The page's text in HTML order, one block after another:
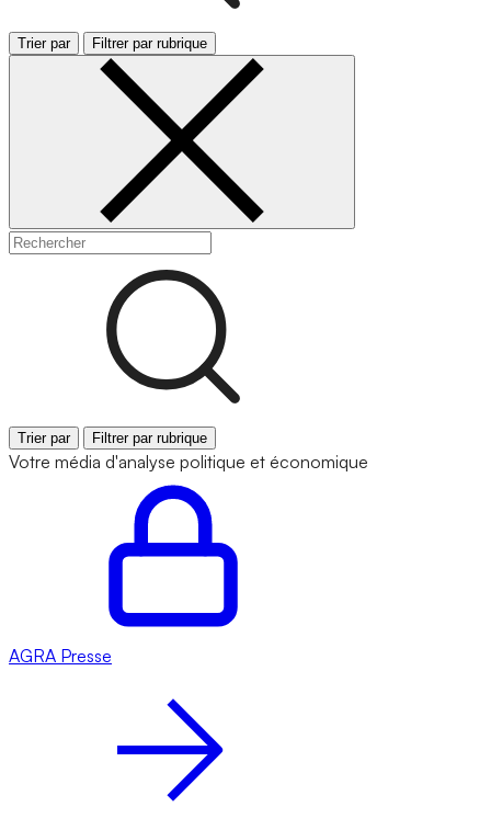
Trier par Filtrer par rubrique
Trier par Filtrer par rubrique
Votre média d'analyse politique et économique
AGRA Presse